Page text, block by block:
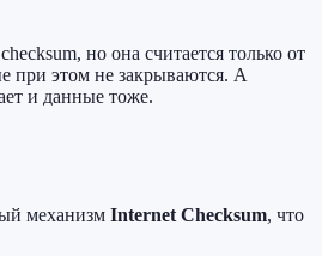
но она считается только от
при этом не закрываются. А
и данные тоже.
механизм Internet Checksum, что